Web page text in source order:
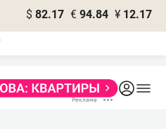
$ 82.17 € 94.84 ¥ 12.17